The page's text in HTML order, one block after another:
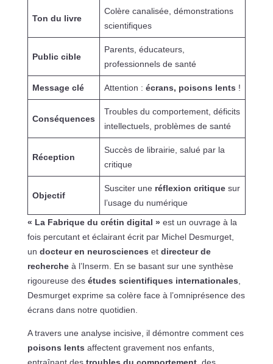
Ton du livre
Colère canalisée, démonstrations
scientifiques
Public cible
Parents, éducateurs,
professionnels de santé
Message clé Attention : écrans, poisons lents !
Conséquences
Troubles du comportement, déficits
intellectuels, problèmes de santé
Réception
Succès de librairie, salué par la
critique
Objectif
Susciter une réflexion critiquesur
l’usage du numérique
« La Fabrique du crétin digital »est un ouvrage à la
fois percutant et éclairant écrit par Michel Desmurget,
un docteur en neurosciences et directeur de
rechercheà l’Inserm. En se basant sur une synthèse
rigoureuse des études scientifiques internationales
Desmurget exprime sa colère face à l’omniprésence des
écrans dans notre quotidien.
A travers une analyse incisive, il démontre comment ces
poisons lents affectent gravement nos enfants,